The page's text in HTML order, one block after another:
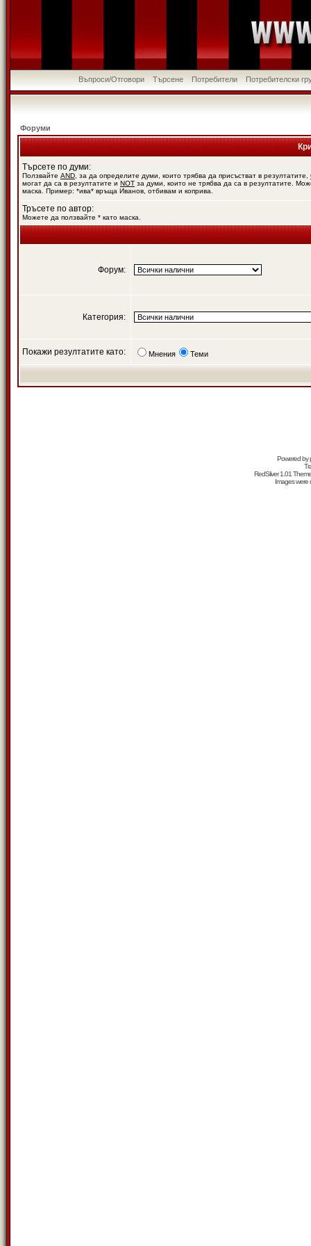
Въпроси/Отговори Търсене Потребители Потребителски
Форуми
Търсете по думи:
Ползвайте AND , за да определите думи, които трябва да присъстват в резултатите,
могат да са в резултатите и NOT за думи, които не трябва да са в резултатите.
маска. Пример: *ива* връща Иванов, отбивам и коприва.
Тръсете по автор:
Можете да ползвайте * като маска.
Форум:
Категория:
Покажи резултатите като: Мнения Теми
Powered by
RedSilver 1.01
Images were